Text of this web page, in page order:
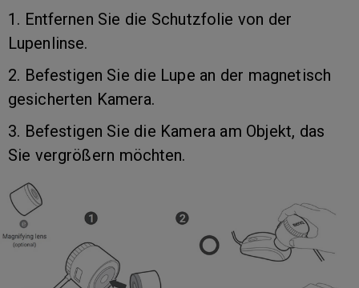
1. Entfernen Sie die Schutzfolie von der
Lupenlinse.
2. Befestigen Sie die Lupe an der magnetisch
gesicherten Kamera.
3. Befestigen Sie die Kamera am Objekt, das
Sie vergrößern möchten.